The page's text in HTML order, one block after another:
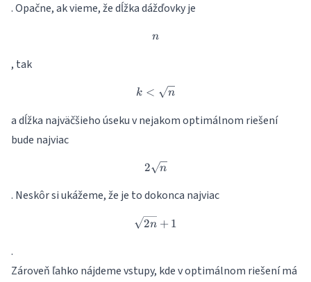
. Opačne, ak vieme, že dĺžka dážďovky je
n
n
, tak
k < \sqrt{n}
k < n
a dĺžka najväčšieho úseku v nejakom optimálnom riešení
bude najviac
2\sqrt{n}
2 n
. Neskôr si ukážeme, že je to dokonca najviac
\sqrt{2n}+1
2n + 1
.
Zároveň ľahko nájdeme vstupy, kde v optimálnom riešení má